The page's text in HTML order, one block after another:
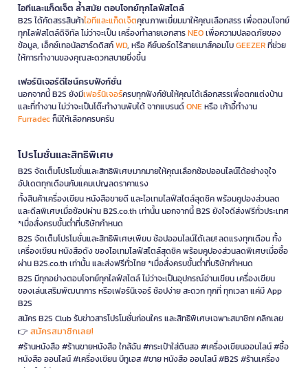
ไอทีและแก็ดเจ็ต ล้ำสมัย ตอบโจทย์ทุกไลฟ์สไตล์
B2S ได้คัดสรรสินค้าไอทีและแก็ดเจ็ตคุณภาพเยี่ยมมาให้คุณเลือกสรร เพื่อตอบโจทย์
ทุกไลฟ์สไตล์ดิจิทัล ไม่ว่าจะเป็น เครื่องทำลายเอกสารNEOเพื่อความปลอดภัยของ
ข้อมูล, เอ็กซ์เทอนัลฮาร์ดดิสก์WD, หรือ คีย์บอร์ดไร้สายเมาส์คอมโบGEEZERที่ช่วย
ให้การทำงานของคุณสะดวกสบายยิ่งขึ้น
เฟอร์นิเจอร์ดีไซน์ครบฟังก์ชั่น
นอกจากนี้ B2S ยังมีเฟอร์นิเจอร์ครบทุกฟังก์ชันให้คุณได้เลือกสรรเพื่อตกแต่งบ้าน
และที่ทำงาน ไม่ว่าจะเป็นโต๊ะทำงานพับได้ จากแบรนด์ONEหรือ เก้าอี้ทำงาน
Furradecก็มีให้เลือกครบครัน
โปรโมชั่นและสิทธิพิเศษ
B2S จัดเต็มโปรโมชั่นและสิทธิพิเศษมากมายให้คุณเลือกช้อปออนไลน์ได้อย่างจุใจ
อัปเดตทุกเดือนกับแคมเปญลดราคาแรง
ทั้งสินค้าเครื่องเขียน หนังสือขายดี และไอเทมไลฟ์สไตล์สุดชิค พร้อมคูปองส่วนลด
และดีลพิเศษเมื่อช้อปผ่าน B2S.co.th เท่านั้น นอกจากนี้ B2S ยังใจดีส่งฟรีทั่วประเทศ
*เมื่อสั่งครบขั้นต่ำที่บริษัทกำหนด
B2S จัดเต็มโปรโมชั่นและสิทธิพิเศษเพียบ ช้อปออนไลน์ได้เลย! ลดแรงทุกเดือน ทั้ง
เครื่องเขียน หนังสือดัง ของไอเทมไลฟ์สไตล์สุดชิค พร้อมคูปองส่วนลดพิเศษเมื่อซื้อ
ผ่าน B2S.co.th เท่านั้น และส่งฟรีทั่วไทย *เมื่อสั่งครบขั้นต่ำที่บริษัทกำหนด
B2S มีทุกอย่างตอบโจทย์ทุกไลฟ์สไตล์ ไม่ว่าจะเป็นอุปกรณ์อ่านเขียน เครื่องเขียน
ของเล่นเสริมพัฒนาการ หรือเฟอร์นิเจอร์ ช้อปง่าย สะดวก ทุกที่ ทุกเวลา แค่มี App
B2S
สมัคร B2S Club รับข่าวสารโปรโมชั่นก่อนใคร และสิทธิพิเศษเฉพาะสมาชิก! คลิกเลย
👉 สมัครสมาชิกเลย!
#ร้านหนังสือ #ร้านขายหนังสือ ใกล้ฉัน #กระเป๋าใส่ดินสอ #เครื่องเขียนออนไลน์ #ซื้อ
หนังสือ ออนไลน์ #เครื่องเขียน บีทูเอส #ขาย หนังสือ ออนไลน์ #B2S #ร้านเครื่อง